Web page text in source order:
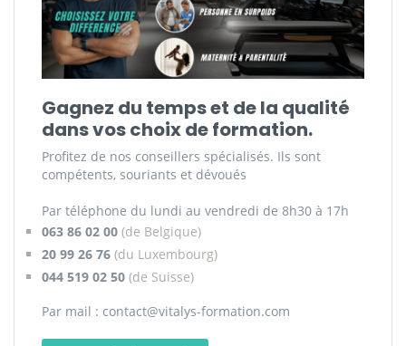
Gagnez du temps et de la qualité
dans vos choix de formation.
Profitez de nos conseillers spécialisés. Ils sont
compétents, souriants et dévoués
Par téléphone du lundi au vendredi de 8h30 à 17h
063 86 02 00 (de Belgique)
20 99 26 76 (du Luxembourg)
044 519 02 50 (de Suisse)
Par mail : contact@vitalys-formation.com